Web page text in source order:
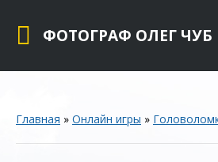
ФОТОГРАФ ОЛЕГ ЧУБ
Главная » Онлайн игры »